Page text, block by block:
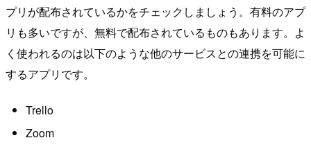
プリが配布されているかをチェックしましょう。有料のアプ
リも多いですが、無料で配布されているものもあります。よ
く使われるのは以下のような他のサービスとの連携を可能に
するアプリです。
Trello
Zoom